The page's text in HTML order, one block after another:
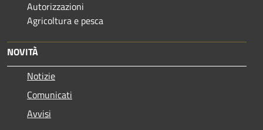
Autorizzazioni
Agricoltura e pesca
NOVITÀ
Notizie
Comunicati
Avvisi